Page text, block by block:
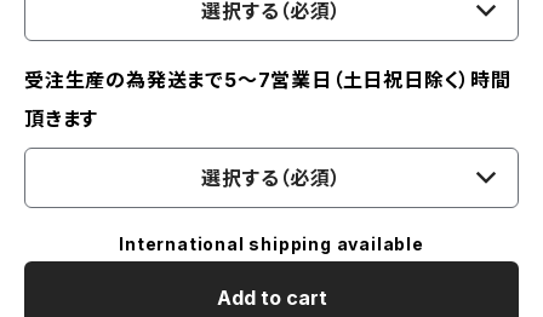
選択する（必須）
受注生産の為発送まで5～7営業日（土日祝日除く）時間
頂きます
選択する（必須）
International shipping available
Add to cart